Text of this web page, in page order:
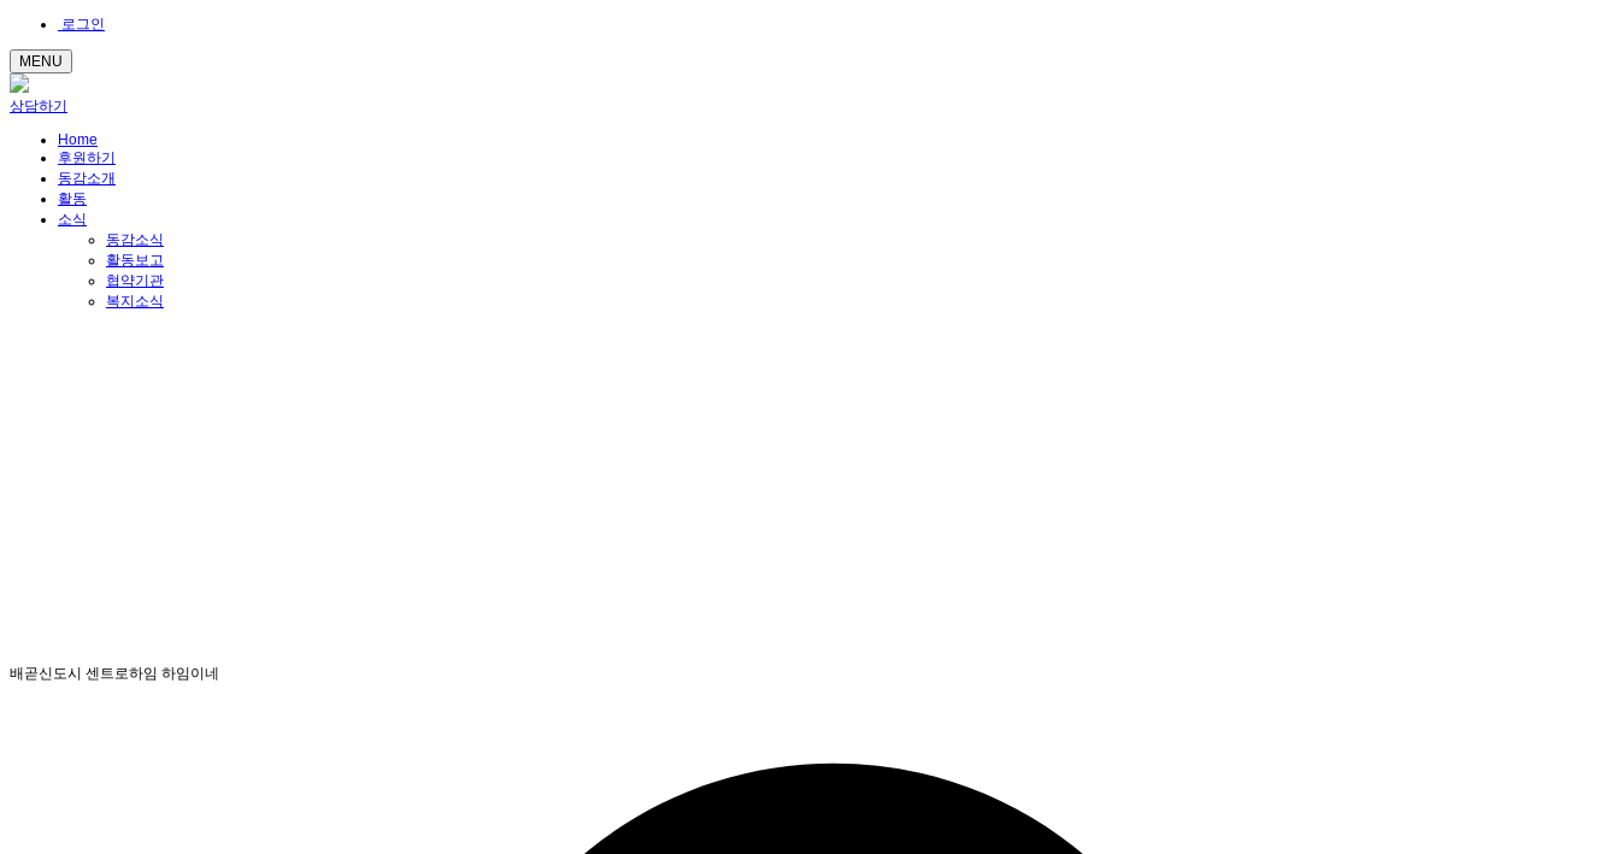
로그인
MENU
상담하기
Home
후원하기
동감소개
활동
소식
동감소식
활동보고
협약기관
복지소식
배곧신도시 센트로하임 하임이네